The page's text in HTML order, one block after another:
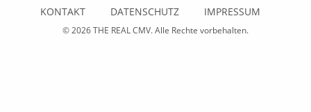
KONTAKT DATENSCHUTZ IMPRESSUM
© 2026THE REAL CMV. Alle Rechte vorbehalten.